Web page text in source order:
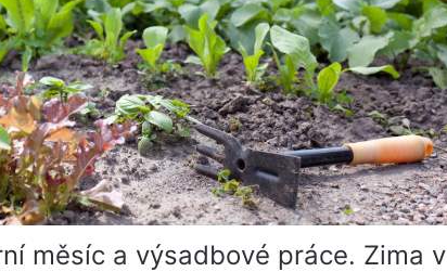
měsíc a výsadbové práce. Zima v